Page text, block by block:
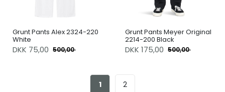
Grunt Pants Alex 2324-220
White
DKK 75,00 500,00
Grunt Pants Meyer Original
2214-200 Black
DKK 175,00 500,00
1 2